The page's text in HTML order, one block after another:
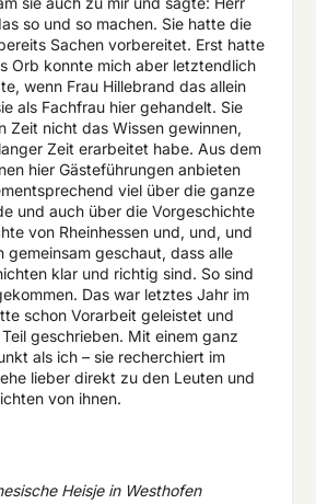
so und so machen. Sie hatte die
Sachen vorbereitet. Erst hatte
Orb konnte mich aber letztendlich
wenn Frau Hillebrand das allein
als Fachfrau hier gehandelt. Sie
Zeit nicht das Wissen gewinnen,
Zeit erarbeitet habe. Aus dem
hier Gästeführungen anbieten
viel über die ganze
und auch über die Vorgeschichte
von Rheinhessen und, und, und
gemeinsam geschaut, dass alle
klar und richtig sind. So sind
Das war letztes Jahr im
schon Vorarbeit geleistet und
geschrieben. Mit einem ganz
als ich – sie recherchiert im
lieber direkt zu den Leuten und
von ihnen.
Heisje in Westhofen